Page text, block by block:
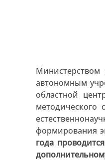
автономным
областной
методического
формирования
года